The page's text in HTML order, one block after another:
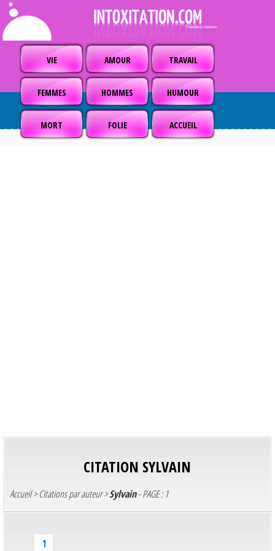
VIE AMOUR TRAVAIL
FEMMES HOMMES HUMOUR
MORT FOLIE ACCUEIL
CITATION SYLVAIN
Accueil>Citations par auteur>Sylvain- PAGE : 1
1